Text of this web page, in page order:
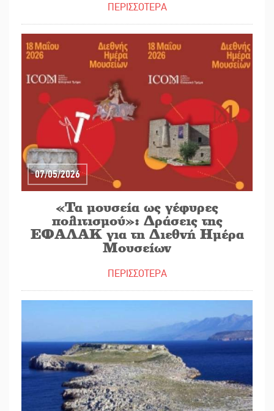
ΠΕΡΙΣΣΟΤΕΡΑ
07/05/2026
«Τα μουσεία ως γέφυρες
πολιτισμού»: Δράσεις της
ΕΦΑΛΑΚ για τη Διεθνή Ημέρα
Μουσείων
ΠΕΡΙΣΣΟΤΕΡΑ